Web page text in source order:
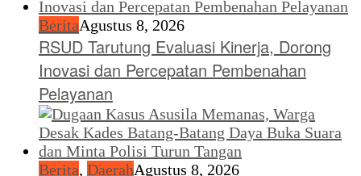
BeritaAgustus 8, 2026
RSUD Tarutung Evaluasi Kinerja, Dorong
Inovasi dan Percepatan Pembenahan
Pelayanan
Berita, DaerahAgustus 8, 2026